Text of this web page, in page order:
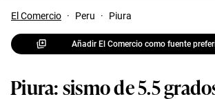
El Comercio · Peru · Piura
Añadir El Comercio como fuente
Piura: sismo de 5.5